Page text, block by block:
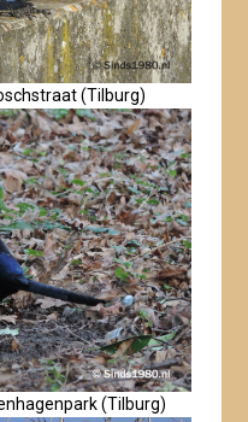
(Tilburg)
(Tilburg)